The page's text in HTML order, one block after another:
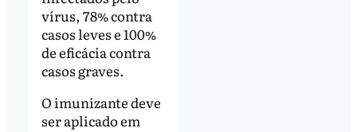
vírus, 78% contra
casos leves e 100%
de eficácia contra
casos graves.
O imunizante deve
ser aplicado em